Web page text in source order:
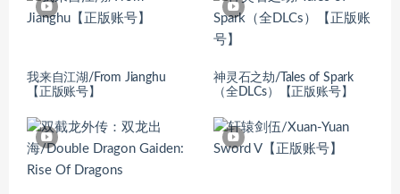
我来自江湖/From Jianghu
【正版账号】
神灵石之劫/Tales of Spark
（全DLCs）【正版账号】